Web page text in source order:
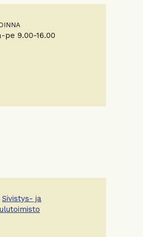
pe 9.00-16.00
Sivistys- ja